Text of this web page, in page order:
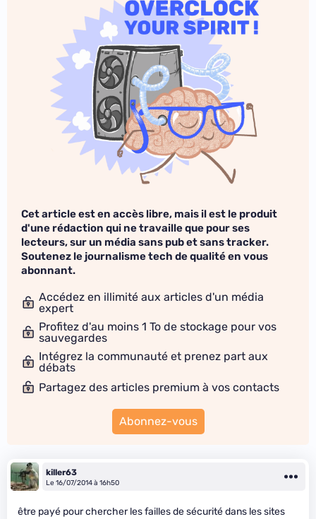
Cet article est en accès libre, mais il est le produit
d'une rédaction qui ne travaille que pour ses
lecteurs, sur un média sans pub et sans tracker.
Soutenez le journalisme tech de qualité en vous
abonnant.
Accédez en illimité aux articles d'un média
expert
Profitez d'au moins 1 To de stockage pour vos
sauvegardes
Intégrez la communauté et prenez part aux
débats
Partagez des articles premium à vos contacts
Abonnez-vous
killer63
Le 16/07/2014 à 16h50
être payé pour chercher les failles de sécurité dans les sites